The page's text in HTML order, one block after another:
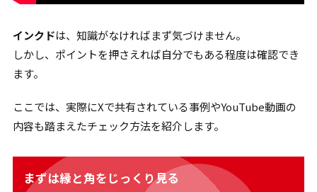
インクドは、知識がなければまず気づけません。
しかし、ポイントを押さえれば自分でもある程度は確認でき
ます。
ここでは、実際にXで共有されている事例やYouTube動画の
内容も踏まえたチェック方法を紹介します。
まずは縁と角をじっくり見る